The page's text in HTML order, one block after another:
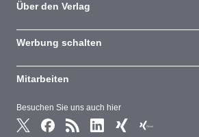
Besuchen Sie uns auch hier
Über den Verlag
Werbung schalten
Mitarbeiten